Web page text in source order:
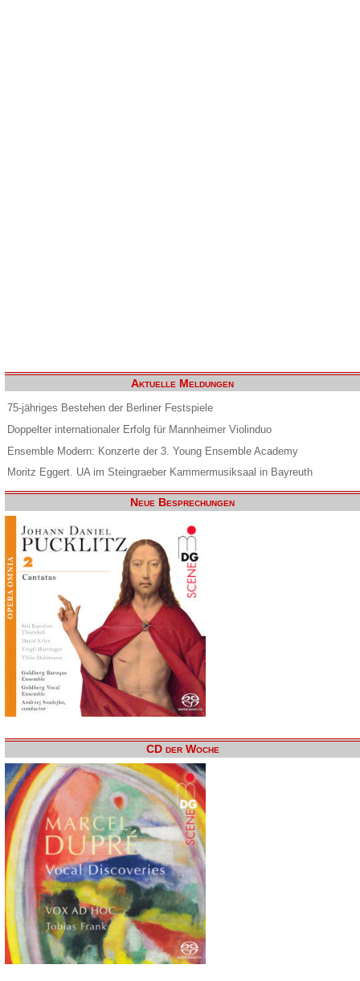
Aktuelle Meldungen
75-jähriges Bestehen der Berliner Festspiele
Doppelter internationaler Erfolg für Mannheimer Violinduo
Ensemble Modern: Konzerte der 3. Young Ensemble Academy
Moritz Eggert. UA im Steingraeber Kammermusiksaal in Bayreuth
Neue Besprechungen
CD der Woche